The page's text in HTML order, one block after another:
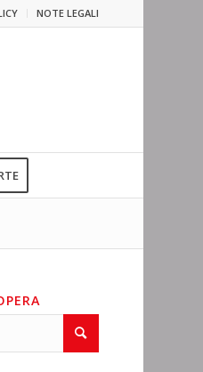
NOTE LEGALI